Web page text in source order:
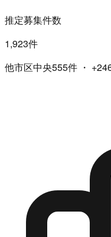
推定募集件数
1,923件
他市区中央555件 ・